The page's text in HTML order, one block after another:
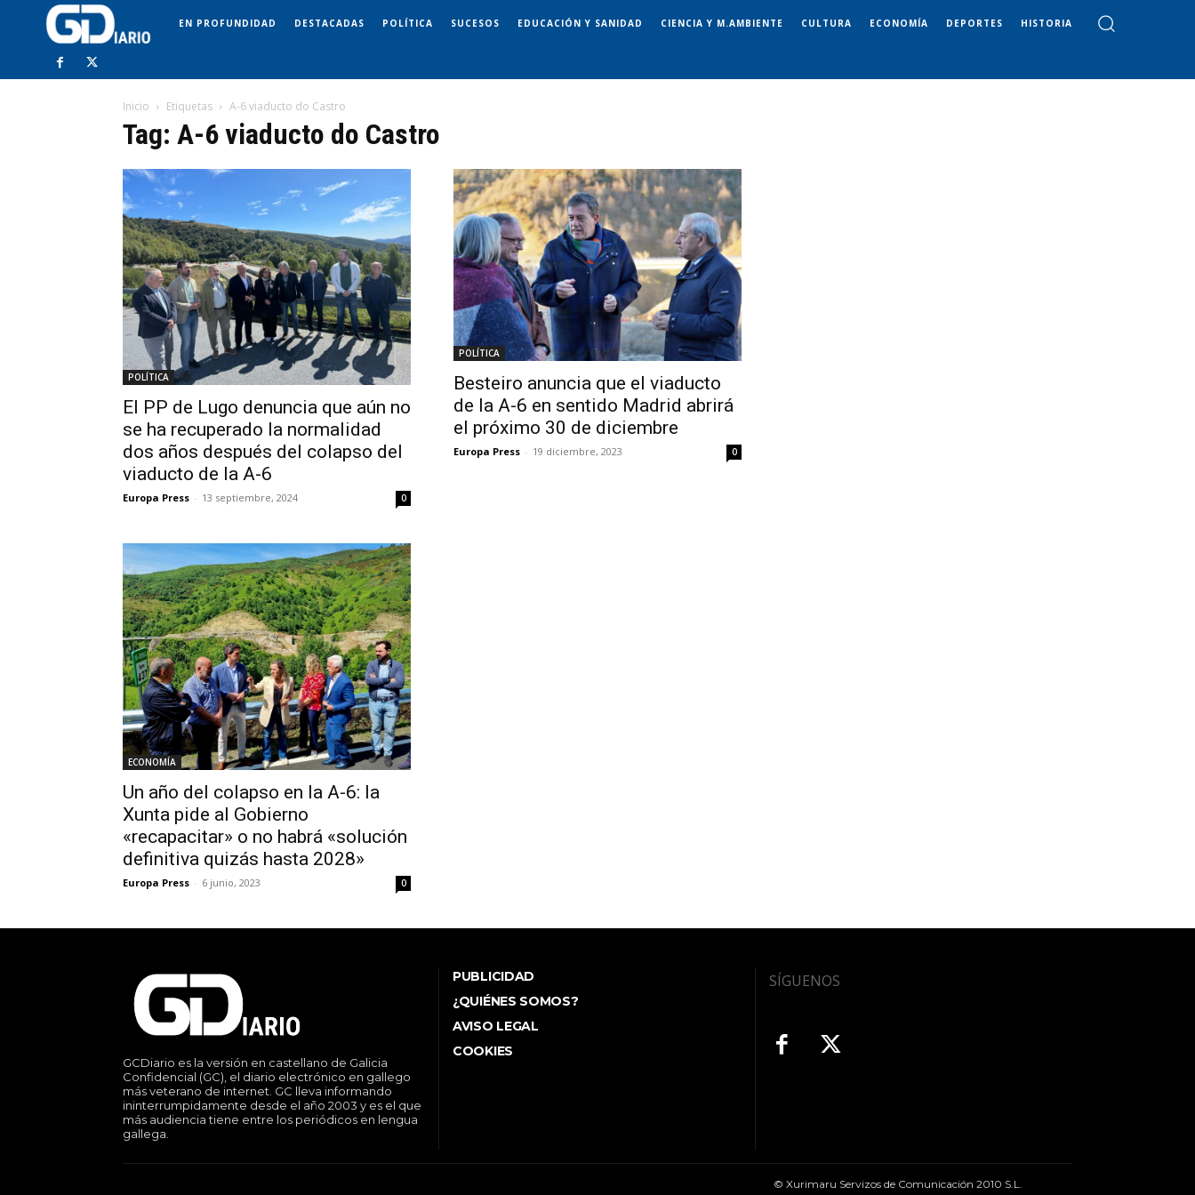
EN PROFUNDIDAD DESTACADAS POLÍTICA SUCESOS EDUCACIÓN Y SANIDAD CIENCIA Y M.AMBIENTE CULTURA ECONOMÍA DEPORTES HISTORIA
Inicio Etiquetas A-6 viaducto do Castro
Tag: A-6 viaducto do Castro
POLÍTICA
El PP de Lugo denuncia que aún no
se ha recuperado la normalidad
dos años después del colapso del
viaducto de la A-6
Europa Press - 13 septiembre, 2024 0
POLÍTICA
Besteiro anuncia que el viaducto
de la A-6 en sentido Madrid abrirá
el próximo 30 de diciembre
Europa Press - 19 diciembre, 2023 0
ECONOMÍA
Un año del colapso en la A-6: la
Xunta pide al Gobierno
«recapacitar» o no habrá «solución
definitiva quizás hasta 2028»
Europa Press - 6 junio, 2023 0
GCDiario es la versión en castellano de Galicia
Confidencial (GC), el diario electrónico en gallego
más veterano de internet. GC lleva informando
ininterrumpidamente desde el año 2003 y es el que
más audiencia tiene entre los periódicos en lengua
gallega.
PUBLICIDAD
¿QUIÉNES SOMOS?
AVISO LEGAL
COOKIES
SÍGUENOS
© Xurimaru Servizos de Comunicación 2010 S.L.